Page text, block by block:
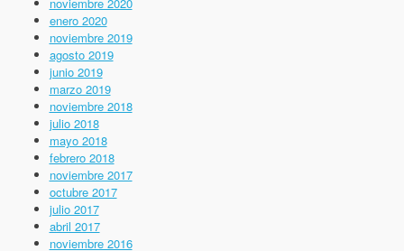
enero 2020
noviembre 2019
agosto 2019
junio 2019
marzo 2019
noviembre 2018
julio 2018
mayo 2018
febrero 2018
noviembre 2017
octubre 2017
julio 2017
abril 2017
noviembre 2016